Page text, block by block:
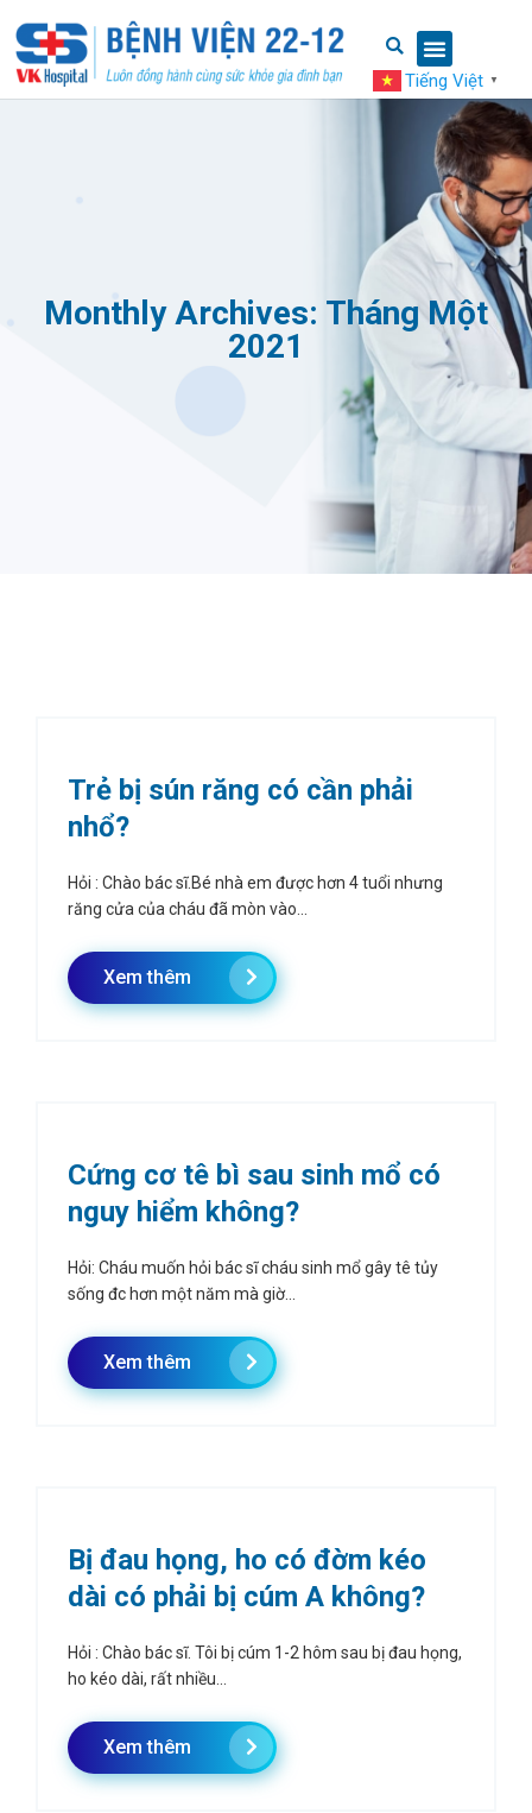
Tiếng Việt ▼
Monthly Archives: Tháng Một
2021
Trẻ bị sún răng có cần phải
nhổ?
Hỏi : Chào bác sĩ.Bé nhà em được hơn 4 tuổi nhưng
răng cửa của cháu đã mòn vào...
Xem thêm
Cứng cơ tê bì sau sinh mổ có
nguy hiểm không?
Hỏi: Cháu muốn hỏi bác sĩ cháu sinh mổ gây tê tủy
sống đc hơn một năm mà giờ...
Xem thêm
Bị đau họng, ho có đờm kéo
dài có phải bị cúm A không?
Hỏi : Chào bác sĩ. Tôi bị cúm 1-2 hôm sau bị đau họng,
ho kéo dài, rất nhiều...
Xem thêm